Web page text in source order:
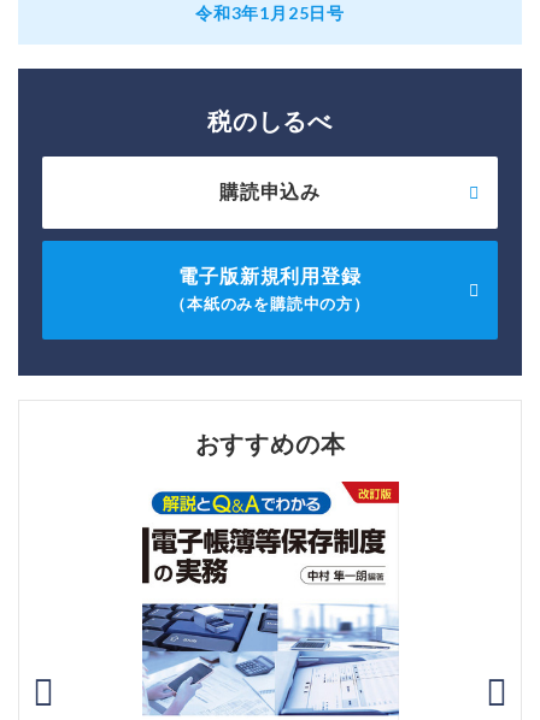
令和3年1月25日号
税のしるべ
購読申込み
電子版新規利用登録
（本紙のみを購読中の方）
おすすめの本